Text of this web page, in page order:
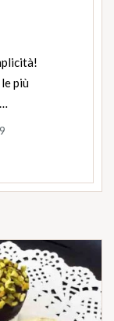
più